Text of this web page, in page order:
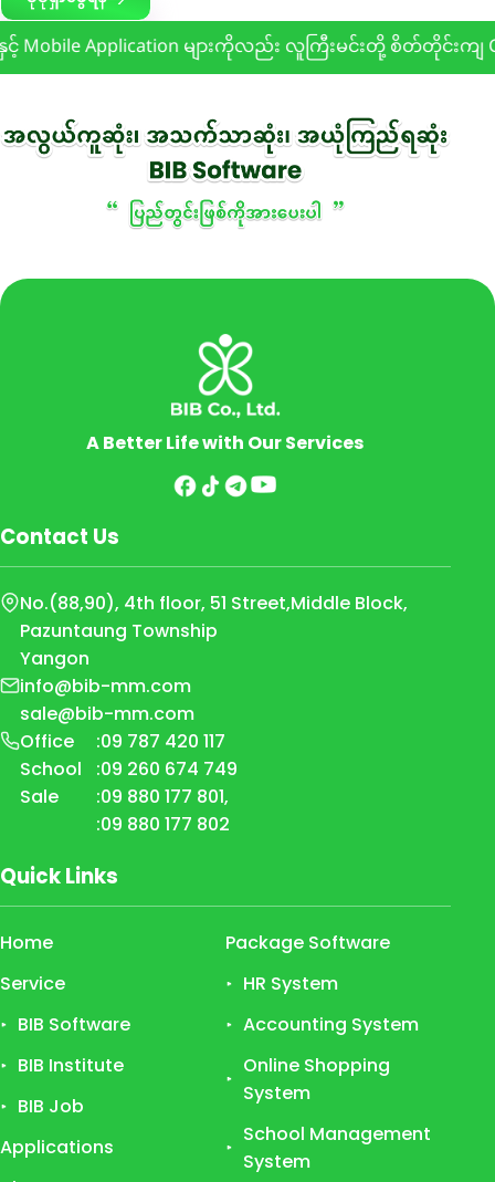
Application များကိုလည်း လူကြီးမင်းတို့ စိတ်တိုင်းကျ
A Better Life with Our Services
Contact Us
No.(88,90), 4th floor, 51 Street,Middle Block,
Pazuntaung Township
Yangon
info@bib-mm.com
sale@bib-mm.com
Office
:09 787 420 117
School
:09 260 674 749
Sale
:09 880 177 801,
:09 880 177 802
Quick Links
Home
Service
BIB Software
BIB Institute
BIB Job
Applications
Package Software
HR System
Accounting System
Online Shopping
System
School Management
System